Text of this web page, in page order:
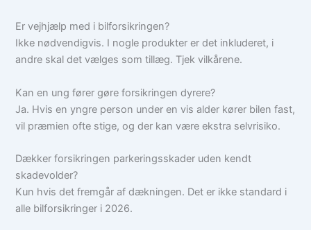
Er vejhjælp med i bilforsikringen?
Ikke nødvendigvis. I nogle produkter er det inkluderet, i
andre skal det vælges som tillæg. Tjek vilkårene.
Kan en ung fører gøre forsikringen dyrere?
Ja. Hvis en yngre person under en vis alder kører bilen fast,
vil præmien ofte stige, og der kan være ekstra selvrisiko.
Dækker forsikringen parkeringsskader uden kendt
skadevolder?
Kun hvis det fremgår af dækningen. Det er ikke standard i
alle bilforsikringer i 2026.